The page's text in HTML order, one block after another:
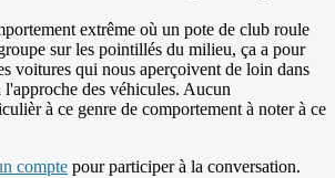
extrême où un pote de club roule
sur les pointillés du milieu, ça a pour
voitures qui nous aperçoivent de loin dans
l'approche des véhicules. Aucun
à ce genre de comportement à noter à ce
compte pour participer à la conversation.